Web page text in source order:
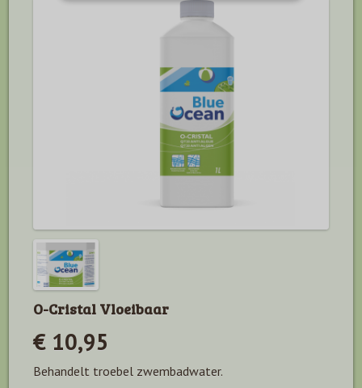
O-Cristal Vloeibaar
€ 10,95
Behandelt troebel zwembadwater.